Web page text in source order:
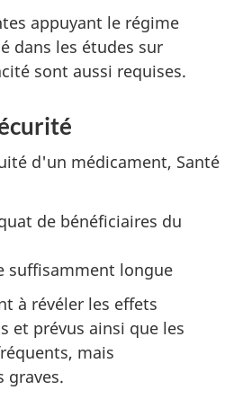
appuyant le régime
dans les études sur
sont aussi requises.
d'un médicament, Santé
de bénéficiaires du
suffisamment longue
à révéler les effets
et prévus ainsi que les
mais
graves.